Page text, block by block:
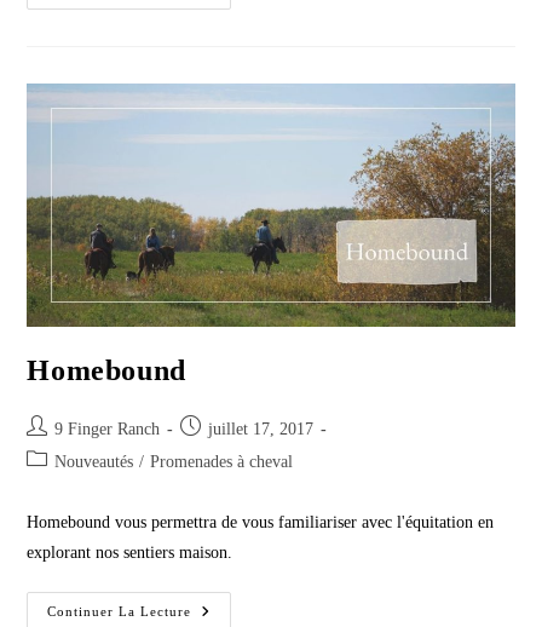
Homebound
Post
author:
9 Finger Ranch
Post
published:
juillet 17, 2017
PostNouveautés / Promenades à cheval
Homebound vous permettra de vous familiariser avec l'équitation en
explorant nos sentiers maison.
Continuer La Lecture Homebound